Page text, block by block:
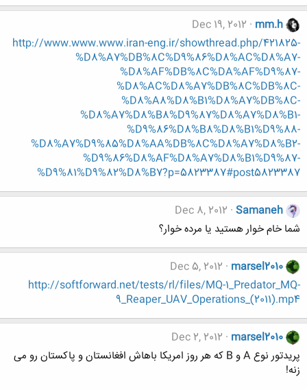
mm.h
Dec 19, 2012
http://www.www.www.iran-eng.ir/showthread.php/421825-
%D8%A7%DB%8C%D9%86%D8%AC%D8%A7-
%D8%AF%DB%8C%DA%AF%D9%87-
%D8%AC%D8%A7%DB%8C%DB%8C-
%D8%A8%D8%B1%D8%A7%DB%8C-
%D8%A7%D8%B8%D9%87%D8%A7%D8%B1-
%D9%86%D8%B8%D8%B1%D9%88-
%D8%A7%D9%85%D8%AA%DB%8C%D8%A7%D8%B2-
%D9%86%D8%AF%D8%A7%D8%B1%D9%87-
%D9%81%D9%82%D8%B7?p=5823387#post5823387
Samaneh
Dec 8, 2012
شما خام خوار هستید یا مرده خوار؟
marsel2010
Dec 5, 2012
http://softforward.net/tests/rl/files/MQ-1_Predator_MQ-
9_Reaper_UAV_Operations_(2011).mp4
marsel2010
Dec 2, 2012
پریدتور نوع A و B که هر روز امریکا باهاش افغانستان و پاکستان رو می
زنه!